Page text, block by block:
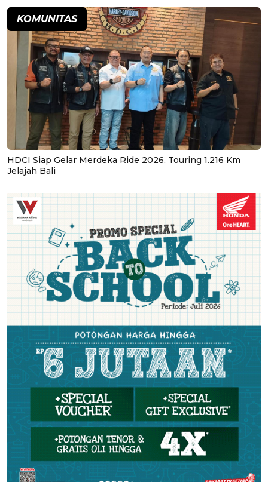
KOMUNITAS
HDCI Siap Gelar Merdeka Ride 2026, Touring 1.216 Km
Jelajah Bali